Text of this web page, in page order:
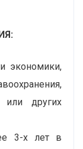
экономики,
или других
3-х лет в